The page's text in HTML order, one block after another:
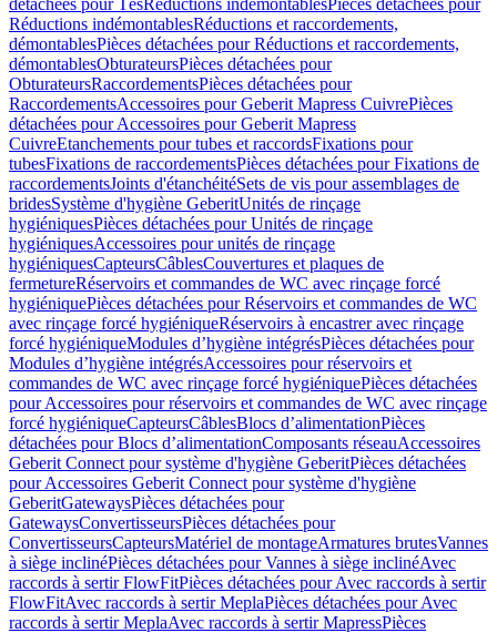
détachées pour TésRéductions indémontablesPièces détachées pour
Réductions indémontablesRéductions et raccordements,
démontablesPièces détachées pour Réductions et raccordements,
démontablesObturateursPièces détachées pour
ObturateursRaccordementsPièces détachées pour
RaccordementsAccessoires pour Geberit Mapress CuivrePièces
détachées pour Accessoires pour Geberit Mapress
CuivreEtanchements pour tubes et raccordsFixations pour
tubesFixations de raccordementsPièces détachées pour Fixations de
raccordementsJoints d'étanchéitéSets de vis pour assemblages de
bridesSystème d'hygiène GeberitUnités de rinçage
hygiéniquesPièces détachées pour Unités de rinçage
hygiéniquesAccessoires pour unités de rinçage
hygiéniquesCapteursCâblesCouvertures et plaques de
fermetureRéservoirs et commandes de WC avec rinçage forcé
hygiéniquePièces détachées pour Réservoirs et commandes de WC
avec rinçage forcé hygiéniqueRéservoirs à encastrer avec rinçage
forcé hygiéniqueModules d’hygiène intégrésPièces détachées pour
Modules d’hygiène intégrésAccessoires pour réservoirs et
commandes de WC avec rinçage forcé hygiéniquePièces détachées
pour Accessoires pour réservoirs et commandes de WC avec rinçage
forcé hygiéniqueCapteursCâblesBlocs d’alimentationPièces
détachées pour Blocs d’alimentationComposants réseauAccessoires
Geberit Connect pour système d'hygiène GeberitPièces détachées
pour Accessoires Geberit Connect pour système d'hygiène
GeberitGatewaysPièces détachées pour
GatewaysConvertisseursPièces détachées pour
ConvertisseursCapteursMatériel de montageArmatures brutesVannes
à siège inclinéPièces détachées pour Vannes à siège inclinéAvec
raccords à sertir FlowFitPièces détachées pour Avec raccords à sertir
FlowFitAvec raccords à sertir MeplaPièces détachées pour Avec
raccords à sertir MeplaAvec raccords à sertir MapressPièces